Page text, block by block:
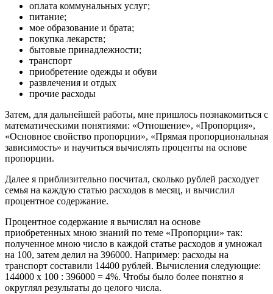
оплата коммунальных услуг;
питание;
мое образование и брата;
покупка лекарств;
бытовые принадлежности;
транспорт
приобретение одежды и обуви
развлечения и отдых
прочие расходы
Затем, для дальнейшей работы, мне пришлось познакомиться с
математическими понятиями: «Отношение», «Пропорция»,
«Основное свойство пропорции», «Прямая пропорциональная
зависимость» и научиться вычислять проценты на основе
пропорции.
Далее я приблизительно посчитал, сколько рублей расходует
семья на каждую статью расходов в месяц, и вычислил
процентное содержание.
Процентное содержание я вычислял на основе
приобретенных мною знаний по теме «Пропорции» так:
полученное мною число в каждой статье расходов я умножал
на 100, затем делил на 396000. Например: расходы на
транспорт составили 14400 рублей. Вычисления следующие:
144000 х 100 : 396000 = 4%. Чтобы было более понятно я
округлял результаты до целого числа.